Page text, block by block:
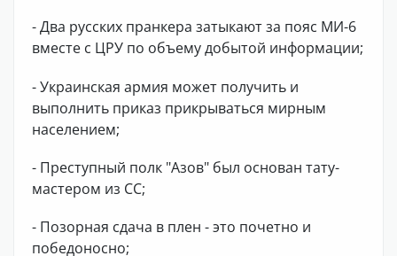
- Два русских пранкера затыкают за пояс МИ-6
вместе с ЦРУ по объему добытой информации;
- Украинская армия может получить и
выполнить приказ прикрываться мирным
населением;
- Преступный полк "Азов" был основан тату-
мастером из СС;
- Позорная сдача в плен - это почетно и
победоносно;